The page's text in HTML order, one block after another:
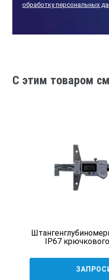
обработку персональных
C этим товаром
IP67